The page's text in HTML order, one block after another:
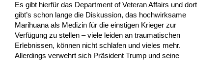
Es gibt hierfür das Department of Veteran Affairs und dort
gibt’s schon lange die Diskussion, das hochwirksame
Marihuana als Medizin für die einstigen Krieger zur
Verfügung zu stellen – viele leiden an traumatischen
Erlebnissen, können nicht schlafen und vieles mehr.
Allerdings verwehrt sich Präsident Trump und seine